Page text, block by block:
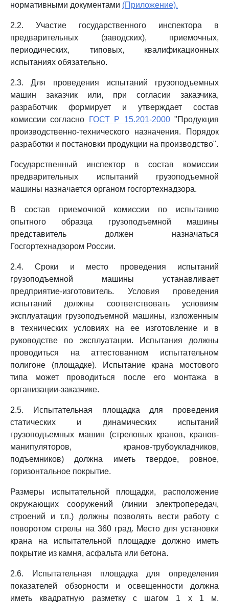
нормативными документами (Приложение).
2.2. Участие государственного инспектора в
предварительных (заводских), приемочных,
периодических, типовых, квалификационных
испытаниях обязательно.
2.3. Для проведения испытаний грузоподъемных
машин заказчик или, при согласии заказчика,
разработчик формирует и утверждает состав
комиссии согласно
ГОСТ Р 15.201-2000"Продукция
производственно-технического назначения. Порядок
разработки и постановки продукции на производство".
Государственный инспектор в состав комиссии
предварительных испытаний грузоподъемной
машины назначается органом госгортехнадзора.
В состав приемочной комиссии по испытанию
опытного образца грузоподъемной машины
представитель должен назначаться
Госгортехнадзором России.
2.4. Сроки и место проведения испытаний
грузоподъемной машины устанавливает
предприятие-изготовитель. Условия проведения
испытаний должны соответствовать условиям
эксплуатации грузоподъемной машины, изложенным
в технических условиях на ее изготовление и в
руководстве по эксплуатации. Испытания должны
проводиться на аттестованном испытательном
полигоне (площадке). Испытание крана мостового
типа может проводиться после его монтажа в
организации-заказчике.
2.5. Испытательная площадка для проведения
статических и динамических испытаний
грузоподъемных машин (стреловых кранов, кранов-
манипуляторов, кранов-трубоукладчиков,
подъемников) должна иметь твердое, ровное,
горизонтальное покрытие.
Размеры испытательной площадки, расположение
окружающих сооружений (линии электропередач,
строений и т.п.) должны позволять вести работу с
поворотом стрелы на 360 град. Место для установки
крана на испытательной площадке должно иметь
покрытие из камня, асфальта или бетона.
2.6. Испытательная площадка для определения
показателей обзорности и освещенности должна
иметь квадратную разметку с шагом 1 x 1 м.